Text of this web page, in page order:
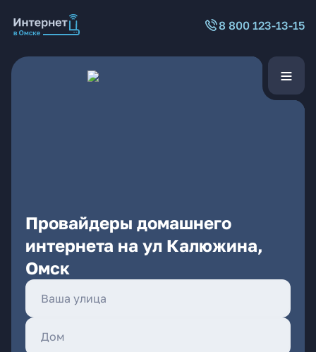
8 800 123-13-15
Провайдеры домашнего
интернета на ул Калюжина,
Омск